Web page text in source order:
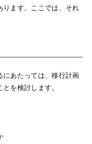
ります。ここでは、それ
にあたっては、移行計画
を検討します。